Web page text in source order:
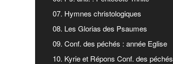
07. Hymnes christologiques
08. Les Glorias des Psaumes
09. Conf. des péchés : année Eglise
10. Kyrie et Répons Conf. des péchés